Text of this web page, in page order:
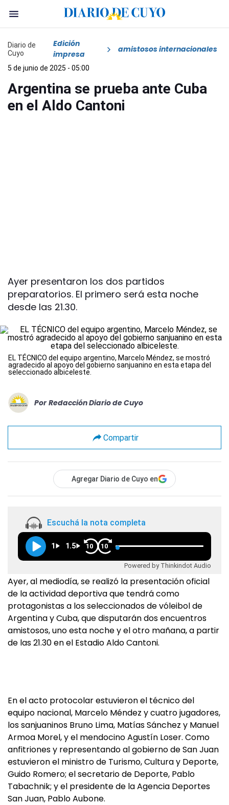
Diario de
Cuyo
Edición
impresa
amistosos internacionales
5 de junio de 2025 - 05:00
Argentina se prueba ante Cuba
en el Aldo Cantoni
Ayer presentaron los dos partidos
preparatorios. El primero será esta noche
desde las 21.30.
EL TÉCNICO del equipo argentino, Marcelo Méndez, se mostró
agradecido al apoyo del gobierno sanjuanino en esta etapa del
seleccionado albiceleste.
Por Redacción Diario de Cuyo
Compartir
Agregar Diario de Cuyo en
Escuchá la nota completa
1 1.5 10 10
Powered by Thinkindot Audio
Ayer, al mediodía, se realizó la presentación oficial
de la actividad deportiva que tendrá como
protagonistas a los seleccionados de vóleibol de
Argentina y Cuba, que disputarán dos encuentros
amistosos, uno esta noche y el otro mañana, a partir
de las 21.30 en el Estadio Aldo Cantoni.
En el acto protocolar estuvieron el técnico del
equipo nacional, Marcelo Méndez y cuatro jugadores,
los sanjuaninos Bruno Lima, Matías Sánchez y Manuel
Armoa Morel, y el mendocino Agustín Loser. Como
anfitriones y representando al gobierno de San Juan
estuvieron el ministro de Turismo, Cultura y Deporte,
Guido Romero; el secretario de Deporte, Pablo
Tabachnik; y el presidente de la Agencia Deportes
San Juan, Pablo Aubone.